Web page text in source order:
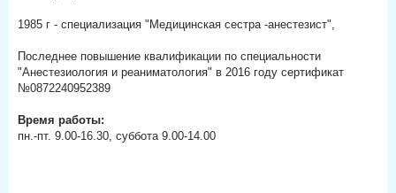
1985 г - специализация "Медицинская сестра -анестезист",
Последнее повышение квалификации по специальности
"Анестезиология и реаниматология" в 2016 году сертификат
№0872240952389
Время работы:
пн.-пт. 9.00-16.30, суббота 9.00-14.00